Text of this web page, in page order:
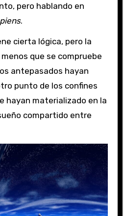
pero hablando en
.
cierta lógica, pero la
que se compruebe
antepasados hayan
punto de los confines
hayan materializado en la
compartido entre